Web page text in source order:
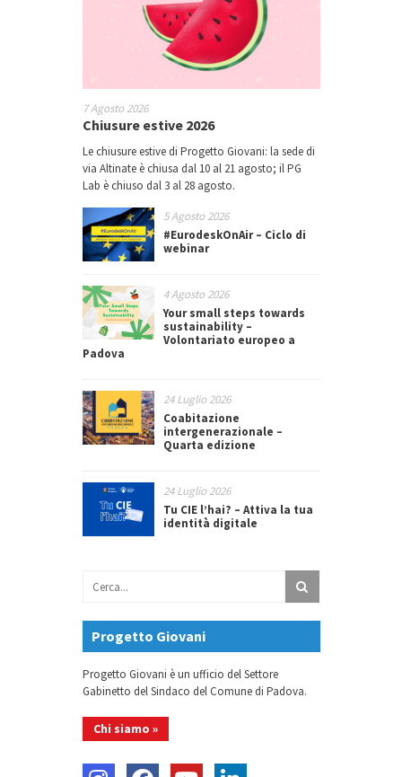
7 Agosto 2026
Chiusure estive 2026
Le chiusure estive di Progetto Giovani: la sede di
via Altinate è chiusa dal 10 al 21 agosto; il PG
Lab è chiuso dal 3 al 28 agosto.
5 Agosto 2026
#EurodeskOnAir – Ciclo di
webinar
4 Agosto 2026
Your small steps towards
sustainability –
Volontariato europeo a
Padova
24 Luglio 2026
Coabitazione
intergenerazionale –
Quarta edizione
24 Luglio 2026
Tu CIE l’hai? – Attiva la tua
identità digitale
Progetto Giovani
Progetto Giovani è un ufficio del Settore
Gabinetto del Sindaco del Comune di Padova.
Chi siamo »